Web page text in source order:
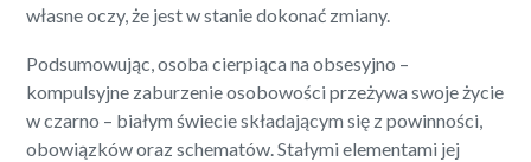
własne oczy, że jest w stanie dokonać zmiany.
Podsumowując, osoba cierpiąca na obsesyjno –
kompulsyjne zaburzenie osobowości przeżywa swoje życie
w czarno – białym świecie składającym się z powinności,
obowiązków oraz schematów. Stałymi elementami jej